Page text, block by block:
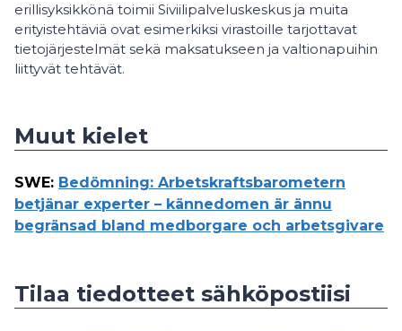
erillisyksikkönä toimii Siviilipalveluskeskus ja muita
erityistehtäviä ovat esimerkiksi virastoille tarjottavat
tietojärjestelmät sekä maksatukseen ja valtionapuihin
liittyvät tehtävät.
Muut kielet
SWE: Bedömning: Arbetskraftsbarometern
betjänar experter – kännedomen är ännu
begränsad bland medborgare och arbetsgivare
Tilaa tiedotteet sähköpostiisi